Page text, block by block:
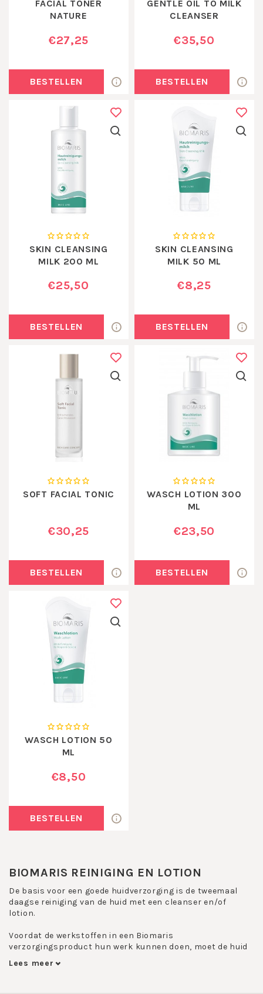
FACIAL TONER
NATURE
€27,25
BESTELLEN
GENTLE OIL TO MILK
CLEANSER
€35,50
BESTELLEN
SKIN CLEANSING
MILK 200 ML
€25,50
BESTELLEN
SKIN CLEANSING
MILK 50 ML
€8,25
BESTELLEN
SOFT FACIAL TONIC
€30,25
BESTELLEN
WASCH LOTION 300
ML
€23,50
BESTELLEN
WASCH LOTION 50
ML
€8,50
BESTELLEN
BIOMARIS REINIGING EN LOTION
De basis voor een goede huidverzorging is de tweemaal
daagse reiniging van de huid met een cleanser en/of
lotion.
Voordat de werkstoffen in een Biomaris
verzorgingsproduct hun werk kunnen doen, moet de huid
Lees meer